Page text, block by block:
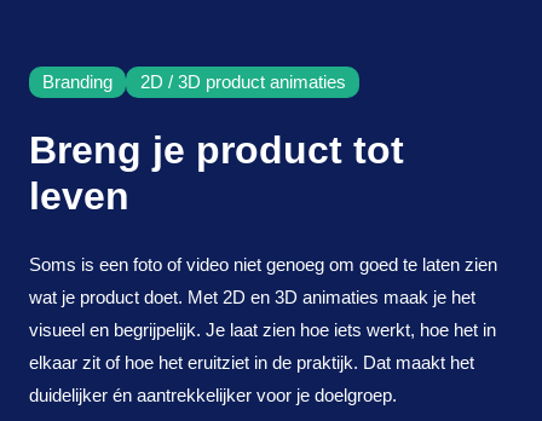
advertising
over Karlijn
vrijblijvend kennismaken
Branding 2D / 3D product animaties
Breng je product tot
leven
Soms is een foto of video niet genoeg om goed te laten zien
wat je product doet. Met 2D en 3D animaties maak je het
visueel en begrijpelijk. Je laat zien hoe iets werkt, hoe het in
elkaar zit of hoe het eruitziet in de praktijk. Dat maakt het
duidelijker én aantrekkelijker voor je doelgroep.